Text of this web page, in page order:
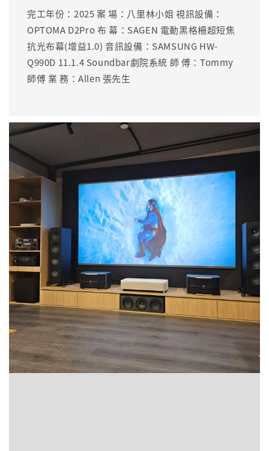
完工年份：2025 案 場：八里林小姐 視訊設備：
OPTOMA D2Pro 布 幕：SAGEN 電動黑格柵超短焦
抗光布幕(增益1.0) 音訊設備：SAMSUNG HW-
Q990D 11.1.4 Soundbar劇院系統 師 傅：Tommy
師傅 業 務：Allen 張先生